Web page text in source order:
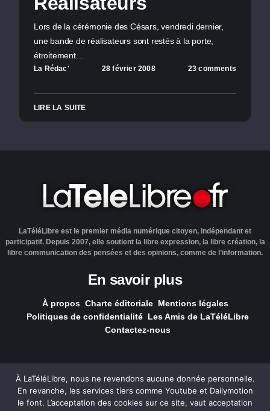
Lors de la cérémonie des Césars, vendredi dernier,
une bande de réalisateurs sont restés à la porte,
étroitement…
La Rédac' 28 février 2008 23 comments
LIRE LA SUITE
LaTéléLibre est le premier média numérique citoyen, indépendant et
participatif. Depuis 2007, elle soutient la libre expression, la libre création, la
libre communication des pensées et des opinions, comme de l’information.
En savoir plus
À propos Charte éditoriale Mentions légales
Politiques de confidentialité Les Amis de LaTéléLibre
Contactez-nous
LaTéléLibre.fr, ce site a été réalisé par l'agenceNOUS, Ouvert,
À LaTéléLibre, nous ne revendons aucune donnée personnelle.
En revanche, les services tiers comme Youtube et Dailymotion
le font. L’acceptation des cookies sur ce site, vaut acceptation